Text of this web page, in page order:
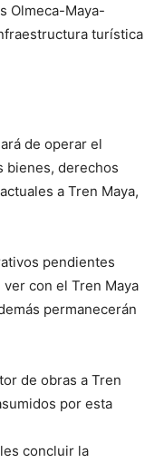
Olmeca-Maya-
turística
de operar el
bienes, derechos
a Tren Maya,
pendientes
con el Tren Maya
permanecerán
de obras a Tren
por esta
concluir la